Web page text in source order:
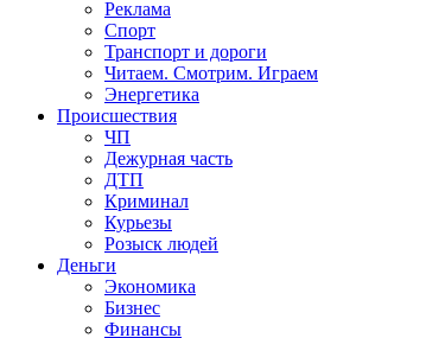
Реклама
Спорт
Транспорт и дороги
Читаем. Смотрим. Играем
Энергетика
Происшествия
ЧП
Дежурная часть
ДТП
Криминал
Курьезы
Розыск людей
Деньги
Экономика
Бизнес
Финансы